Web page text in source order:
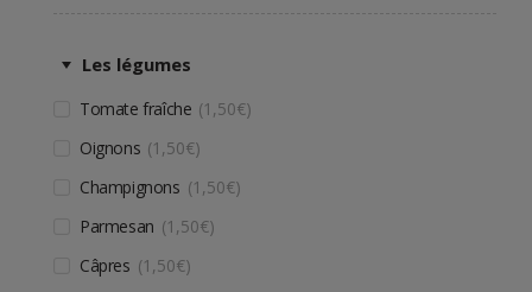
Les légumes
Tomate fraîche 1,50€
Oignons
1,50€
Champignons 1,50€
Parmesan 1,50€
Câpres 1,50€